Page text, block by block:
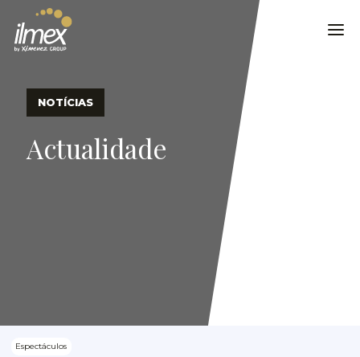
NOTÍCIAS
Actualidade
Espectáculos